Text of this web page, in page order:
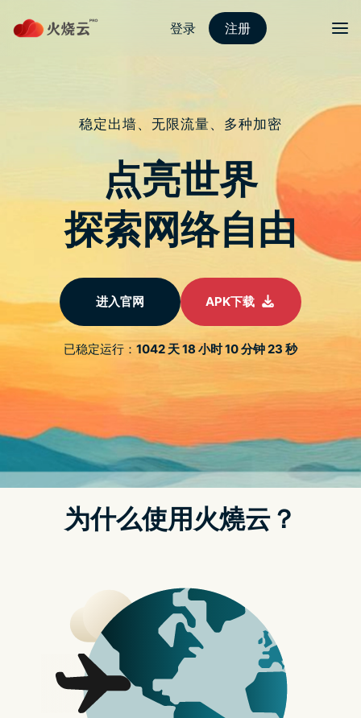
红海pro加速器
目录 Search
《韩国 VPN推荐》一键
获得韩国IP位址｜教你
如何破解韩剧地区限制
15/06/2023 Gin
首页 动态
剧地区限制
韩国没有像中国那样严格的互联网限制，但也
增加您的在线隐私并避免政府窥探。
可靠的韩国 VPN通过其在全球可用的服务器绕
过您的流量，这为您提供了一个临时的区域特
定 IP，使您可以绕过全国范围的地理封锁并自
由访问互联网。获取韩国 IP 地址的 最简单、最
快捷的方法是使用可靠的 韩国 VPN服务来解锁